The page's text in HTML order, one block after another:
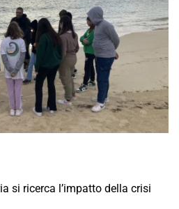
si ricerca l’impatto della crisi